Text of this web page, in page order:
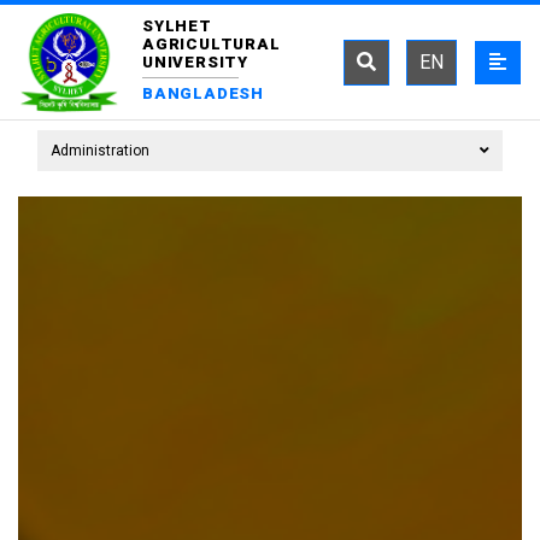
SYLHET
AGRICULTURAL
UNIVERSITY
BANGLADESH
EN
Administration